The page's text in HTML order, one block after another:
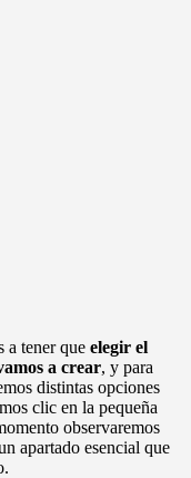
a tener que elegir el
a crear, y para
distintas opciones
clic en la pequeña
observaremos
apartado esencial que